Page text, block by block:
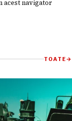
acest navigator
TOATE→